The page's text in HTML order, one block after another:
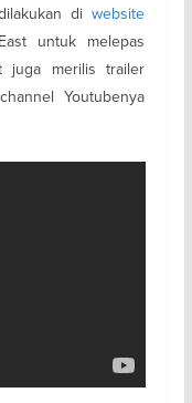
diwebsite
untuk melepas
juga merilis trailer
Youtubenya